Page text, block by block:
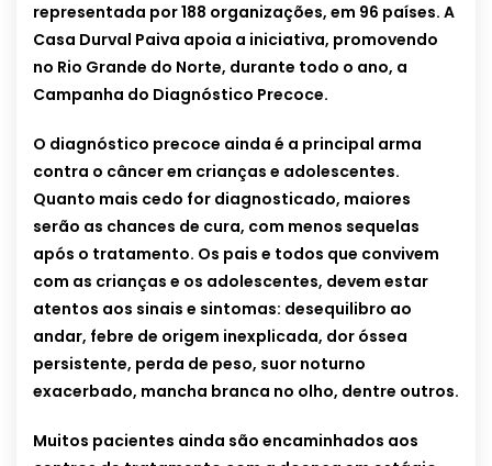
representada por 188 organizações, em 96 países. A
Casa Durval Paiva apoia a iniciativa, promovendo
no Rio Grande do Norte, durante todo o ano, a
Campanha do Diagnóstico Precoce.
O diagnóstico precoce ainda é a principal arma
contra o câncer em crianças e adolescentes.
Quanto mais cedo for diagnosticado, maiores
serão as chances de cura, com menos sequelas
após o tratamento. Os pais e todos que convivem
com as crianças e os adolescentes, devem estar
atentos aos sinais e sintomas: desequilibro ao
andar, febre de origem inexplicada, dor óssea
persistente, perda de peso, suor noturno
exacerbado, mancha branca no olho, dentre outros.
Muitos pacientes ainda são encaminhados aos